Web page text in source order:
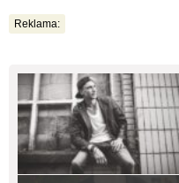
Reklama: